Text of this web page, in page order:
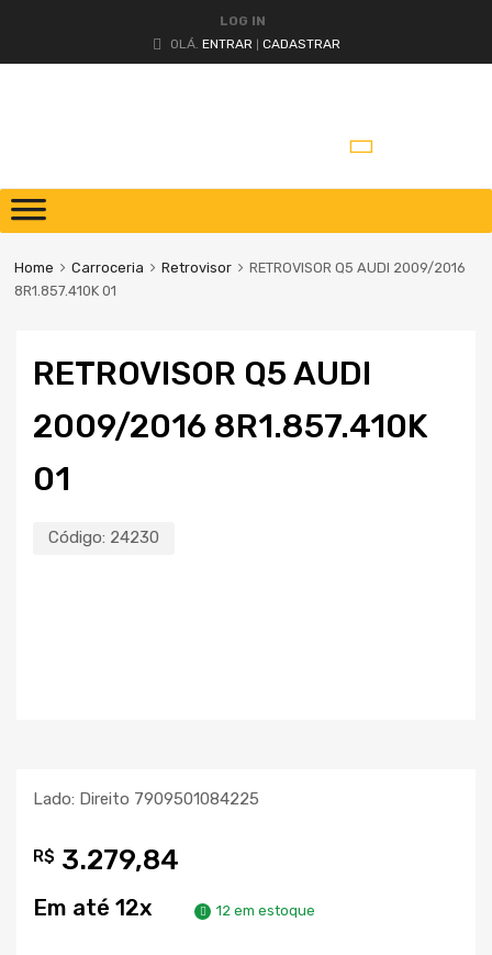
LOG IN
OLÁ. ENTRAR CADASTRAR
Home Carroceria Retrovisor
RETROVISOR Q5 AUDI 2009/2016
8R1.857.410K 01
RETROVISOR Q5 AUDI
2009/2016 8R1.857.410K
01
Código: 24230
Lado: Direito 7909501084225
R$ 3.279,84
Em até 12x 12 em estoque